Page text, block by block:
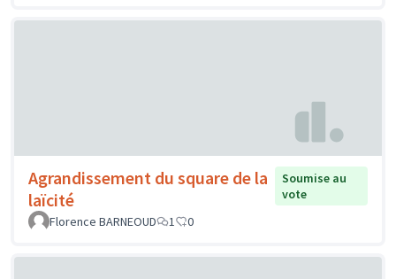
Agrandissement du square de la
laïcité
Soumise au
vote
Florence BARNEOUD
1 0